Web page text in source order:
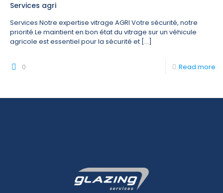
Services agri
Services Notre expertise vitrage AGRI Votre sécurité, notre
priorité Le maintient en bon état du vitrage sur un véhicule
agricole est essentiel pour la sécurité et […]
0 Read more